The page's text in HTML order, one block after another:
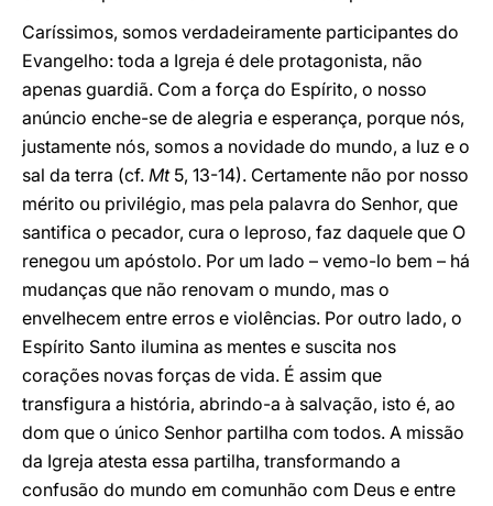
Caríssimos, somos verdadeiramente participantes do
Evangelho: toda a Igreja é dele protagonista, não
apenas guardiã. Com a força do Espírito, o nosso
anúncio enche-se de alegria e esperança, porque nós,
justamente nós, somos a novidade do mundo, a luz e o
sal da terra (cf. Mt5, 13-14). Certamente não por nosso
mérito ou privilégio, mas pela palavra do Senhor, que
santifica o pecador, cura o leproso, faz daquele que O
renegou um apóstolo. Por um lado – vemo-lo bem – há
mudanças que não renovam o mundo, mas o
envelhecem entre erros e violências. Por outro lado, o
Espírito Santo ilumina as mentes e suscita nos
corações novas forças de vida. É assim que
transfigura a história, abrindo-a à salvação, isto é, ao
dom que o único Senhor partilha com todos. A missão
da Igreja atesta essa partilha, transformando a
confusão do mundo em comunhão com Deus e entre